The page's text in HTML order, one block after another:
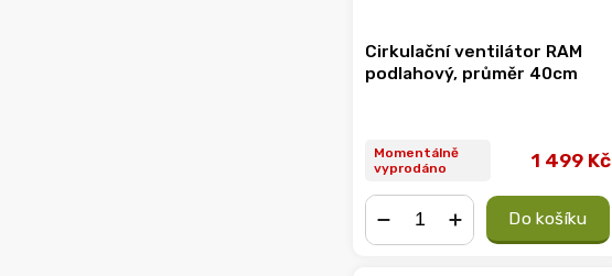
Cirkulační ventilátor RAM
podlahový, průměr 40cm
Momentálně
vyprodáno
1 499 Kč
Do košíku